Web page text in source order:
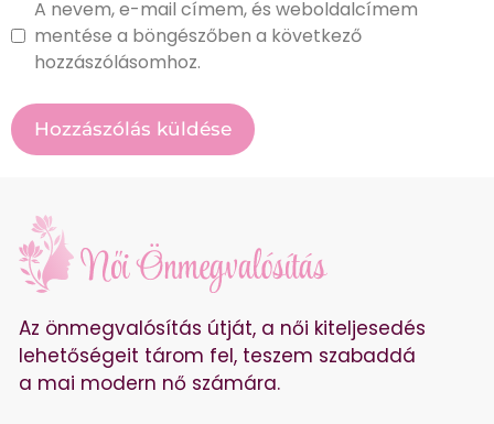
A nevem, e-mail címem, és weboldalcímem
mentése a böngészőben a következő
hozzászólásomhoz.
Az önmegvalósítás útját, a női kiteljesedés
lehetőségeit tárom fel, teszem szabaddá
a mai modern nő számára.